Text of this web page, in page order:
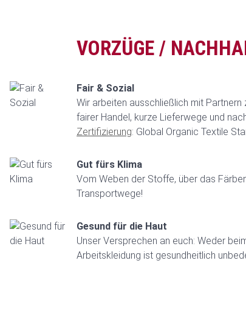
VORZÜGE /
Fair & Sozial
Wir arbeiten ausschließlich mit
fairer Handel, kurze Lieferwege und
Zertifizierung: Global Organic Textile
Gut fürs Klima
Vom Weben der Stoffe, über das
Transportwege!
Gesund für die Haut
Unser Versprechen an euch: Weder
Arbeitskleidung ist gesundheitlich